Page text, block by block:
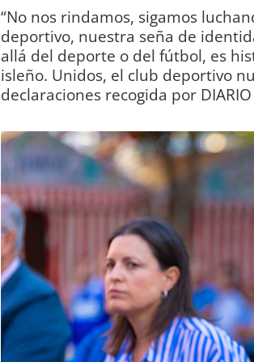
“No nos rindamos, sigamos
deportivo, nuestra seña de
allá del deporte o del fútbol, es
isleño. Unidos, el club deportivo
declaraciones recogida por